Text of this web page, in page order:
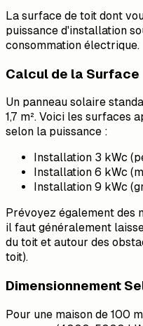
La surface de toit dont
puissance d'installation
consommation électrique.
Calcul de la Surface
Un panneau solaire
1,7 m². Voici les surfaces
selon la puissance :
Installation 3 kWc
Installation 6 kWc
Installation 9 kWc
Prévoyez également des
il faut généralement
du toit et autour des
toit).
Dimensionnement
Pour une maison de 100